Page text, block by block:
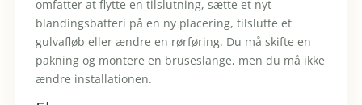
omfatter at flytte en tilslutning, sætte et nyt
blandingsbatteri på en ny placering, tilslutte et
gulvafløb eller ændre en rørføring. Du må skifte en
pakning og montere en bruseslange, men du må ikke
ændre installationen.